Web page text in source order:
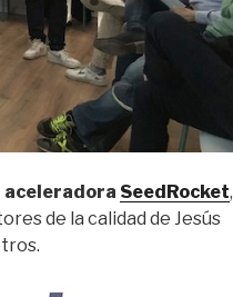
aceleradora SeedRocket,
de la calidad de Jesús